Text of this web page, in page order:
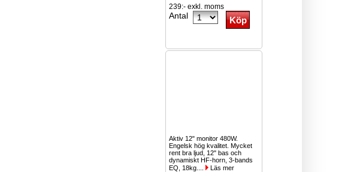
239:- exkl. moms
Antal
Aktiv 12" monitor 480W.
Engelsk hög kvalitet. Mycket
rent bra ljud, 12" bas och
dynamiskt HF-horn, 3-bands
EQ, 18kg....
Läs mer